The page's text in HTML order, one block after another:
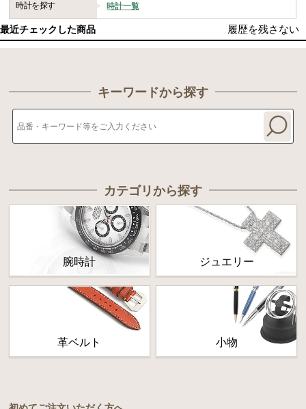
時計を探す 時計一覧
最近チェックした商品 履歴を残さない
キーワードから探す
カテゴリから探す
腕時計 ジュエリー
革ベルト 小物